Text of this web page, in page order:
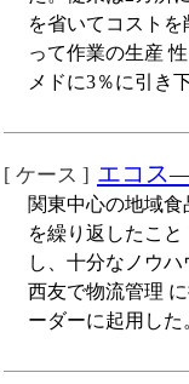
を省いてコスト
って作業の生産
メドに3％に引き
[ ケース ] エコス
関東中心の地域
を繰り返したこ
し、十分なノウ
西友で物流管理
ーダーに起用した